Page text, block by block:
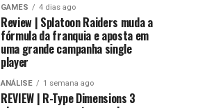
GAMES 4 dias ago
Review | Splatoon Raiders muda a
fórmula da franquia e aposta em
uma grande campanha single
player
ANÁLISE 1 semana ago
REVIEW | R-Type Dimensions 3